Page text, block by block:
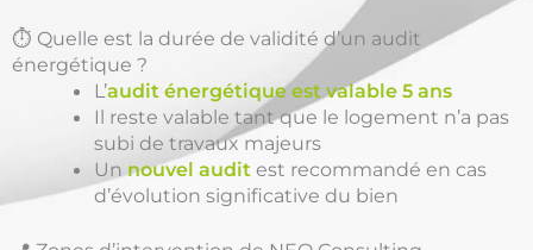
⏱️ Quelle est la durée de validité d’un audit
énergétique ?
L’audit énergétique est valable 5 ans
Il reste valable tant que le logement n’a pas
subi de travaux majeurs
Un nouvel audit est recommandé en cas
d’évolution significative du bien